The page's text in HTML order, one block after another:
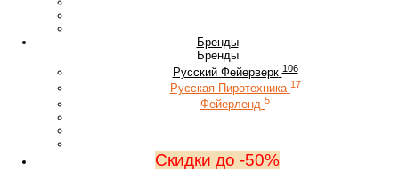
Бренды
Бренды
Русский Фейерверк 106
Русская Пиротехника 17
Фейерленд 5
Скидки до -50%